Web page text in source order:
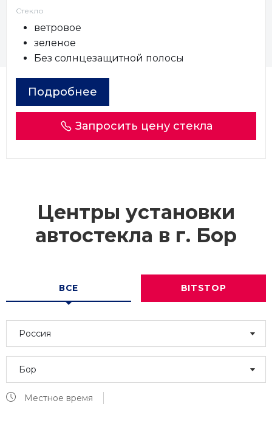
Стекло
ветровое
зеленое
Без солнцезащитной полосы
Подробнее
Запросить цену стекла
Центры установки
автостекла в г. Бор
ВСЕ BITSTOP
Россия
Бор
Местное время